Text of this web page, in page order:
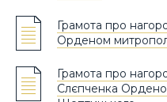
Грамота про
Орденом
Грамота про
Слєпченка